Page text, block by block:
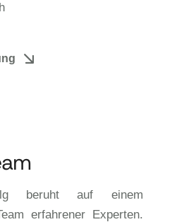
beruht auf einem
erfahrener Experten.